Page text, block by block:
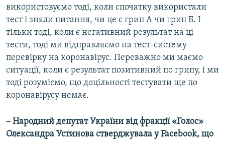
використовуємо тоді, коли спочатку використали
тест і зняли питання, чи це є грип А чи грип Б. І
тільки тоді, коли є негативний результат на ці
тести, тоді ми відправляємо на тест-систему
перевірку на коронавірус. Переважно ми маємо
ситуації, коли є результат позитивний по грипу, і ми
тоді розуміємо, що доцільності тестувати ще по
коронавірусу немає.
– Народний депутат України від фракції «Голос»
Олександра Устинова стверджувала у Facebook, що